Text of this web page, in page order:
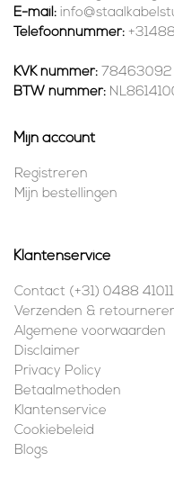
E-mail:
Telefoonnummer:
KVK nummer: 78463092
BTW nummer:
Mijn account
Registreren
Mijn bestellingen
Klantenservice
Contact (+31) 0488
Verzenden &
Algemene voorwaarden
Disclaimer
Privacy Policy
Betaalmethoden
Klantenservice
Cookiebeleid
Blogs